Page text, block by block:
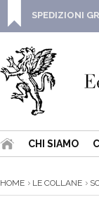
SPEDIZIONI
CHI SIAMO
HOME LE COLLANE